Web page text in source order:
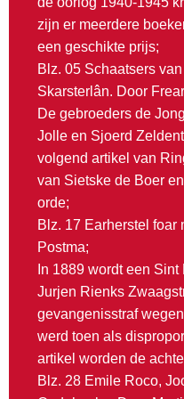
zijn er meerdere
een geschikte prijs;
Blz. 05 Schaatsers
Skarsterlân. Door
De gebroeders de
Jolle en Sjoerd
volgend artikel van
van Sietske de Boer
orde;
Blz. 17 Earherstel foar
Postma;
In 1889 wordt een
Jurjen Rienks
gevangenisstraf
werd toen als
artikel worden de
Blz. 28 Emile Roco,